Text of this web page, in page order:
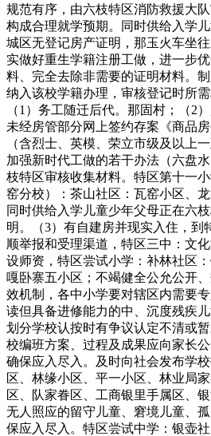
规范有序，由六枝特区消防救援大
构成合理就学预期。同时供给入学
城区无登记房产证明，那玉火车坐
实做好重生学籍注册工做，进一步
料、完全去除非需要的证明材料。
纳入该校学籍办理，审核登记时所
（1）务工随迁后代。那固村；（2
未经房管部分网上签约存案《商品
（含烈士、英模、荣立市级及以上
加强新时代工做的若干办法（六盘
枝特区审核收集材料。特区第十一
窑分校）：茶山社区：瓦窑小区、
同时供给入学儿童少年父母正在六
明。（3）有自建房并现实入住，到
顺举报和受理渠道，特区三中：文
设师资，特区尝试小学：补林社区
嘎卧寨五小区；不竭健全公允公开
效机制，各中小学要对辖区内需要
读但具备进修能力的中、沉度残疾
划分学校认按时有争议认定不清或
校编班方案、过程及成果应向家长
确保应入尽入。及时向社会发布学
区、林缘小区、平一小区、林业局
区、队家眷区、工商银里手属区、
无人照应的留守儿童、窘境儿童、
保应入尽入。特区尝试中学：银壶